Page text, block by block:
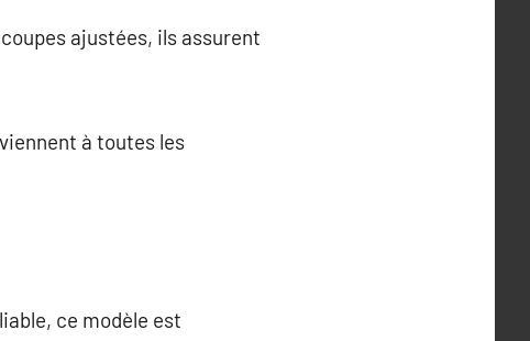
ajustées, ils assurent
à toutes les
ce modèle est